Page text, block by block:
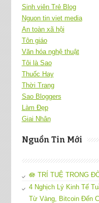
Sinh viên Trẻ Blog
Nguon tin viet media
An toàn xã hội
Tôn giáo
Văn hóa nghệ thuật
Tôi là Sao
Thuốc Hay
Thời Trang
Sao Bloggers
Làm Đẹp
Giai Nhân
Nguồn Tin Mới
🪷 TRÍ TUỆ TRONG
4 Nghịch Lý Kinh Tế
Từ Vàng, Bitcoin Đến